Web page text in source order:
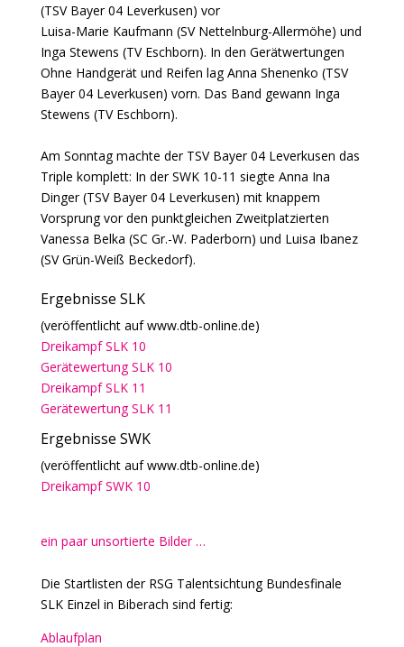
(TSV Bayer 04 Leverkusen) vor
Luisa-Marie Kaufmann (SV Nettelnburg-Allermöhe) und
Inga Stewens (TV Eschborn). In den Gerätwertungen
Ohne Handgerät und Reifen lag Anna Shenenko (TSV
Bayer 04 Leverkusen) vorn. Das Band gewann Inga
Stewens (TV Eschborn).
Am Sonntag machte der TSV Bayer 04 Leverkusen das
Triple komplett: In der SWK 10-11 siegte Anna Ina
Dinger (TSV Bayer 04 Leverkusen) mit knappem
Vorsprung vor den punktgleichen Zweitplatzierten
Vanessa Belka (SC Gr.-W. Paderborn) und Luisa Ibanez
(SV Grün-Weiß Beckedorf).
Ergebnisse SLK
(veröffentlicht auf www.dtb-online.de)
Dreikampf SLK 10
Gerätewertung SLK 10
Dreikampf SLK 11
Gerätewertung SLK 11
Ergebnisse SWK
(veröffentlicht auf www.dtb-online.de)
Dreikampf SWK 10
ein paar unsortierte Bilder …
Die Startlisten der RSG Talentsichtung Bundesfinale
SLK Einzel in Biberach sind fertig:
Ablaufplan